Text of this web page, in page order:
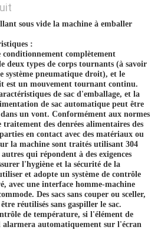
sous vide la machine à emballer
:
conditionnement complètement
deux types de corps tournants (à savoir
système pneumatique droit), et le
est un mouvement tournant continu.
de sac d'emballage, et la
de sac automatique peut être
un vont. Conformément aux normes
traitement des denrées alimentaires des
en contact avec des matériaux ou
la machine sont traités utilisant 304
qui répondent à des exigences
l'hygiène et la sécurité de la
et adopte un système de contrôle
avec une interface homme-machine
Des sacs sans couper ou sceller,
réutilisés sans gaspiller le sac.
de température, si l'élément de
alarmera automatiquement sur l'écran